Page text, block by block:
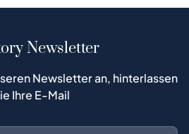
Newsletter
Newsletter an, hinterlassen
Ihre E-Mail